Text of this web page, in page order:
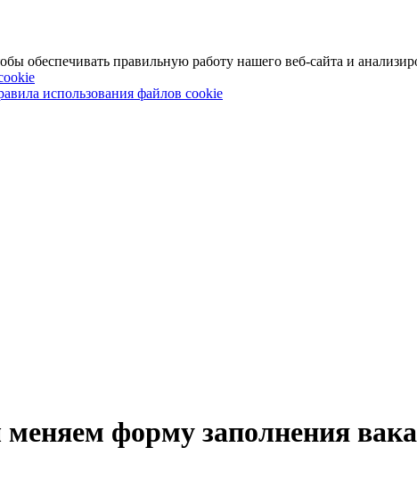
обеспечивать правильную работу нашего веб-сайта и
использования файлов cookie
форму заполнения